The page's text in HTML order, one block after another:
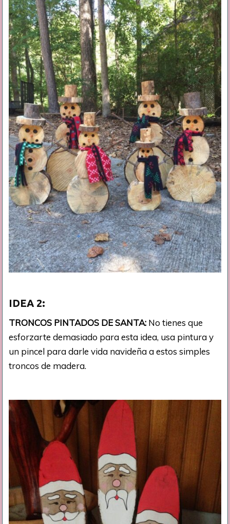
IDEA 2:
TRONCOS PINTADOS DE SANTA: No tienes que
esforzarte demasiado para esta idea, usa pintura y
un pincel para darle vida navideña a estos simples
troncos de madera.